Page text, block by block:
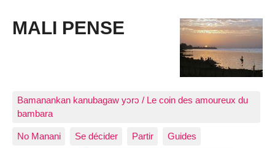
MALI PENSE
Bamanankan kanubagaw yɔrɔ / Le coin des amoureux du
bambara
No Manani Se décider Partir Guides